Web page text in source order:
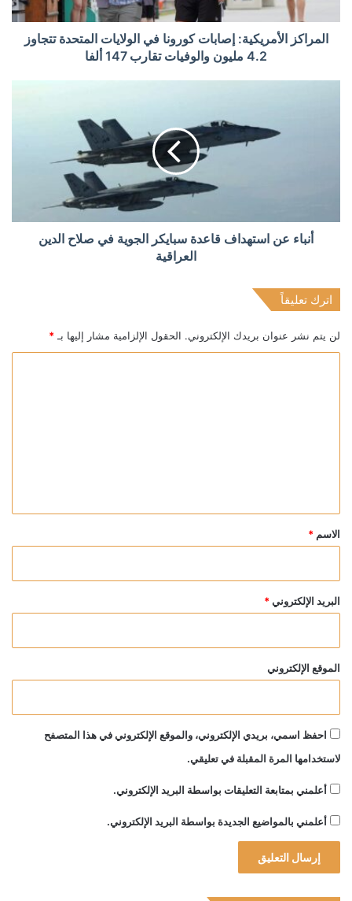
المراكز الأمريكية: إصابات كورونا في الولايات المتحدة تتجاوز
4.2 مليون والوفيات تقارب 147 ألفا
أنباء عن استهداف قاعدة سبايكر الجوية في صلاح الدين
العراقية
اترك تعليقاً
لن يتم نشر عنوان بريدك الإلكتروني. الحقول الإلزامية مشار إليها بـ *
*
الاسم *
البريد الإلكتروني *
الموقع الإلكتروني
احفظ اسمي، بريدي الإلكتروني، والموقع الإلكتروني في هذا المتصفح
لاستخدامها المرة المقبلة في تعليقي.
أعلمني بمتابعة التعليقات بواسطة البريد الإلكتروني.
أعلمني بالمواضيع الجديدة بواسطة البريد الإلكتروني.